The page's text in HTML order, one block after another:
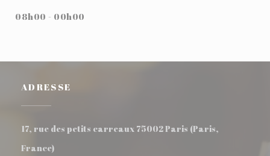
08h00 - 00h00
ADRESSE
17, rue des petits carreaux 75002 Paris (Paris,
France)((ouvre une nouvelle fenêtre))